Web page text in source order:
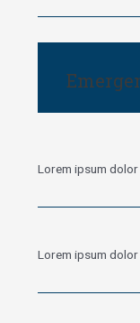
Lorem ipsum
Lorem ipsum